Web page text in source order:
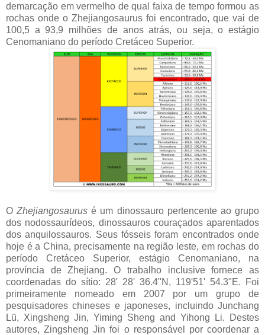
demarcação em vermelho de qual faixa de tempo formou as
rochas onde o Zhejiangosaurus foi encontrado, que vai de
100,5 a 93,9 milhões de anos atrás, ou seja, o estágio
Cenomaniano do período Cretáceo Superior.
OZhejiangosaurusé um dinossauro pertencente ao grupo
dos nodossaurídeos, dinossauros couraçados aparentados
dos anquilossauros. Seus fósseis foram encontrados onde
hoje é a China, precisamente na região leste, em rochas do
período Cretáceo Superior, estágio Cenomaniano, na
província de Zhejiang. O trabalho inclusive fornece as
coordenadas do sítio: 28' 28' 36.4"N, 119'51' 54.3"E. Foi
primeiramente nomeado em 2007 por um grupo de
pesquisadores chineses e japoneses, incluindo Junchang
Lü, Xingsheng Jin, Yiming Sheng and Yihong Li. Destes
autores, Zingsheng Jin foi o responsável por coordenar a